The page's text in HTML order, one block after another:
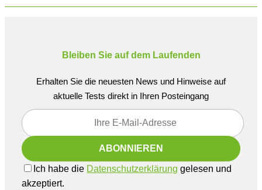
Bleiben Sie auf dem Laufenden
Erhalten Sie die neuesten News und Hinweise auf
aktuelle Tests direkt in Ihren Posteingang
Ich habe die Datenschutzerklärung gelesen und
akzeptiert.